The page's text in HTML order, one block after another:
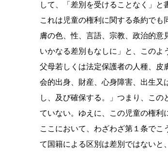
して、「差別を受けることなく」と
これは児童の権利に関する条約で
膚の色、性、言語、宗教、政治的
いかなる差別もなしに」と、この
父母若しくは法定保護者の人種、皮
会的出身、財産、心身障害、出生又
し、及び確保する。」つまり、こ
ていない。ゆえに、この児童の権利
ここにおいて、わざわざ第１条で
て国籍による区別は差別ではないと